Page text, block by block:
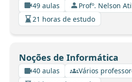
49 aulas
Profº. Nelson
21 horas de estudo
Noções de Informática
40 aulas
Vários